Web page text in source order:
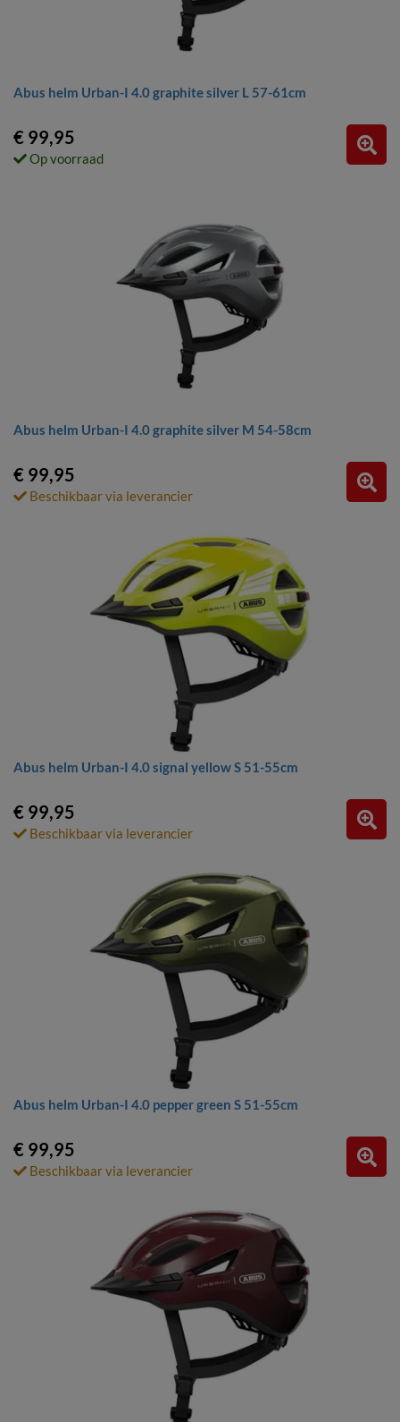
Abus helm Urban-I 4.0 graphite silver L 57-61cm
€ 99,95
Op voorraad
Abus helm Urban-I 4.0 graphite silver M 54-58cm
€ 99,95
Beschikbaar via leverancier
Abus helm Urban-I 4.0 signal yellow S 51-55cm
€ 99,95
Beschikbaar via leverancier
Abus helm Urban-I 4.0 pepper green S 51-55cm
€ 99,95
Beschikbaar via leverancier